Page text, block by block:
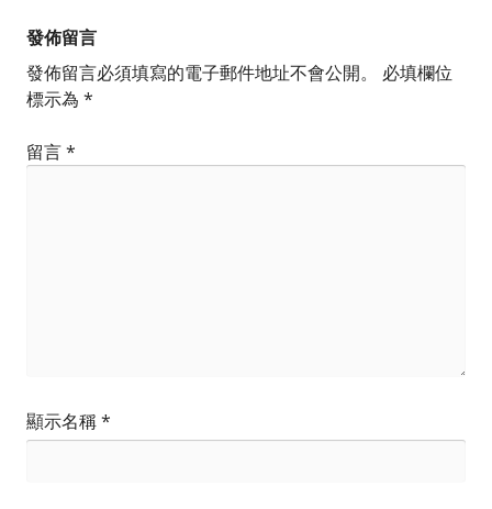
發佈留言
發佈留言必須填寫的電子郵件地址不會公開。
必填欄位
標示為 *
留言*
顯示名稱*